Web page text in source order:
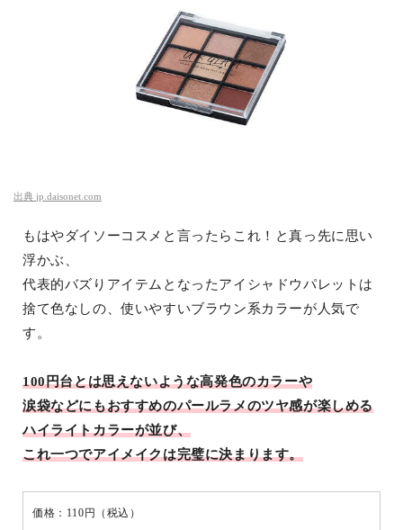
出典 jp.daisonet.com
もはやダイソーコスメと言ったらこれ！と真っ先に思い
浮かぶ、
代表的バズりアイテムとなったアイシャドウパレットは
捨て色なしの、使いやすいブラウン系カラーが人気で
す。
100円台とは思えないような高発色のカラーや
涙袋などにもおすすめのパールラメのツヤ感が楽しめる
ハイライトカラーが並び、
これ一つでアイメイクは完璧に決まります。
価格：110円（税込）